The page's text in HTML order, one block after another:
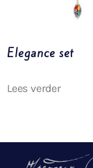
Elegance set
Lees verder